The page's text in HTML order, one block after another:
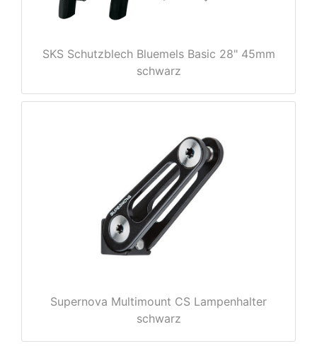
SKS Schutzblech Bluemels Basic 28" 45mm
schwarz
Supernova Multimount CS Lampenhalter
schwarz